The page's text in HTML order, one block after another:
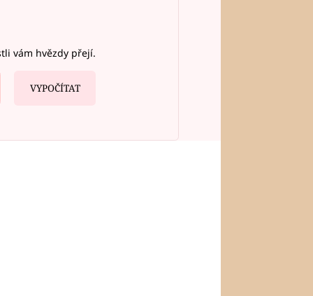
vám hvězdy přejí.
VYPOČÍTAT